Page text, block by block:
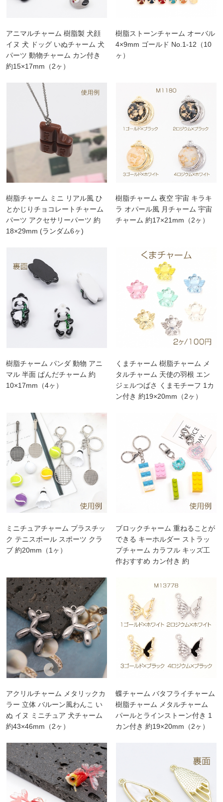
アニマルチャーム 樹脂製 犬顔
イヌ 犬 ドッグ いぬチャーム 犬
パーツ 動物チャーム カン付き
約15×17mm（2ヶ）
樹脂ストーンチャーム オーバル
4×9mm ゴールド No.1-12（10
ヶ）
樹脂チャーム ミニ リアル風 ひ
とかじりチョコレートチャーム
パーツ アクセサリーパーツ 約
18×29mm (ランダム6ヶ)
樹脂チャーム 夜空 宇宙 キラキ
ラ オパール風 月チャーム 宇宙
チャーム 約17×21mm（2ヶ）
樹脂チャーム パンダ 動物 アニ
マル 半面 ぱんだチャーム 約
10×17mm（4ヶ）
くまチャーム 樹脂チャーム メ
タルチャーム 天使の羽根 エン
ジェルつばさ くまモチーフ 1カ
ン付き 約19×20mm（2ヶ）
ミニチュアチャーム プラスチッ
ク テニスボール スポーツ クラ
ブ 約20mm（1ヶ）
ブロックチャーム 重ねることが
できる キーホルダー ストラッ
プチャーム カラフル キッズ工
作おすすめ カン付き 約
アクリルチャーム メタリックカ
ラー 立体 バルーン風わんこ い
ぬ イヌ ミニチュア 犬チャーム
約43×46mm（2ヶ）
蝶チャーム バタフライチャーム
樹脂チャーム メタルチャーム
パールとラインストーン付き 1
カン付き 約19×20mm（2ヶ）